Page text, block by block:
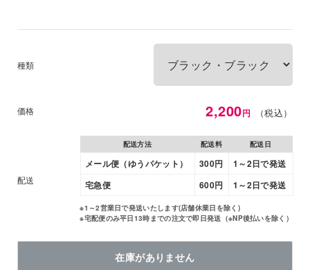
種類
価格 特
価
2,200円 （税込）
配送
配送方法 配送料 配送日
メール便（ゆうパケット） 300円
1～2日で発送
宅急便
600円 1～2日で発送
※1～2営業日で発送いたします(店舗休業日を除く)
※宅配便のみ平日13時までの注文で即日発送（※NP後払いを除く）
在庫がありません